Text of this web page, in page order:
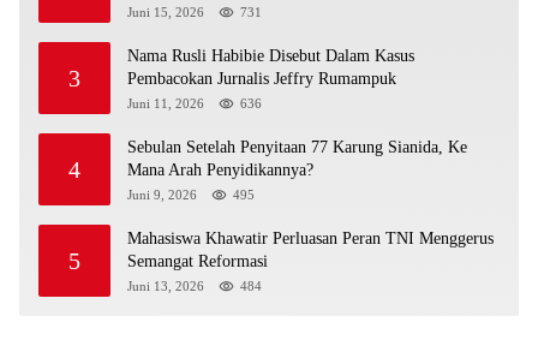
Juni 15, 2026 731
3
Nama Rusli Habibie Disebut Dalam Kasus
Pembacokan Jurnalis Jeffry Rumampuk
Juni 11, 2026 636
4
Sebulan Setelah Penyitaan 77 Karung Sianida, Ke
Mana Arah Penyidikannya?
Juni 9, 2026 495
5
Mahasiswa Khawatir Perluasan Peran TNI Menggerus
Semangat Reformasi
Juni 13, 2026 484